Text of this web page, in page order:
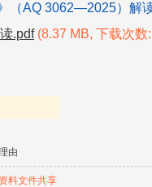
（AQ 3062—2025）解
.pdf (8.37 MB, 下载次
由
资料文件共享